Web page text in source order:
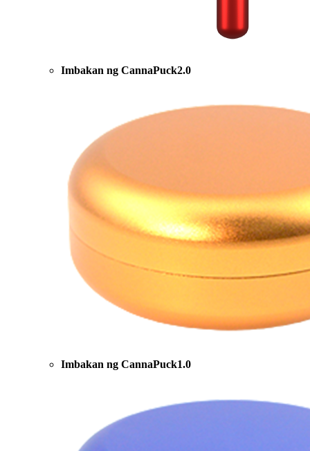
Imbakan ng CannaPuck2.0
Imbakan ng CannaPuck1.0